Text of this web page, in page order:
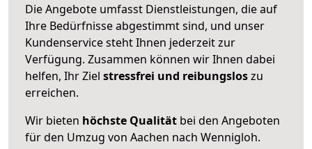
Die Angebote umfasst Dienstleistungen, die auf
Ihre Bedürfnisse abgestimmt sind, und unser
Kundenservice steht Ihnen jederzeit zur
Verfügung. Zusammen können wir Ihnen dabei
helfen, Ihr Ziel stressfrei und reibungsloszu
erreichen.
Wir bieten höchste Qualität bei den Angeboten
für den Umzug von Aachen nach Wennigloh.